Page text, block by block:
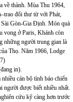
về thành. Mùa Thu 1964,
đổi thư từ với Phát,
Gòn-Gia Định. Món quà
vong ở Paris, Khánh còn
những người trung gian là
Thọ. Năm 1966, Lodge
in).
cán bộ tình báo chiến
người được biết nhiều nhất.
cứu kỹ càng hơn trước